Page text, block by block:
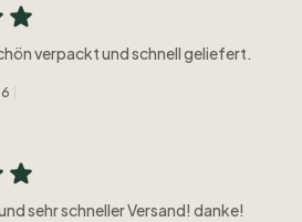
verpackt und schnell geliefert.
sehr schneller Versand! danke!